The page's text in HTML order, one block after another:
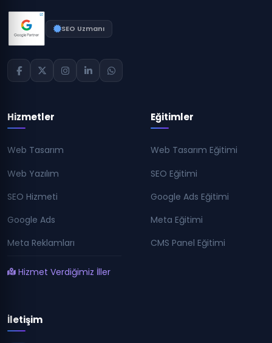
SEO Uzmanı
Hizmetler
Web Tasarım
Web Yazılım
SEO Hizmeti
Google Ads
Meta Reklamları
Hizmet Verdiğimiz İller
Eğitimler
Web Tasarım Eğitimi
SEO Eğitimi
Google Ads Eğitimi
Meta Eğitimi
CMS Panel Eğitimi
İletişim